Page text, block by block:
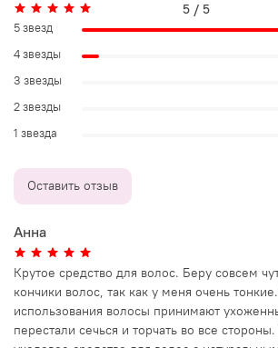
Анна
Крутое средство для волос. Беру совсем
кончики волос, так как у меня очень
использования волосы принимают
перестали сечься и торчать во все
5 / 5
5 звезд
4 звезды
3 звезды
2 звезды
1 звезда
Оставить отзыв